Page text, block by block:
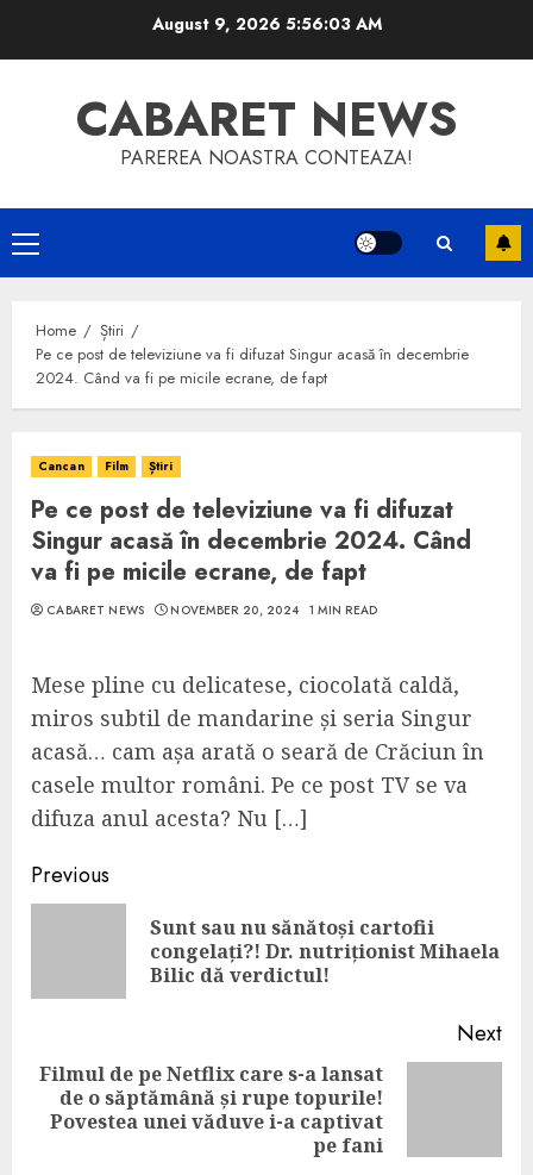
August 9, 2026 5:56:03 AM
CABARET NEWS
PAREREA NOASTRA CONTEAZA!
Primary
Menu
Home
Știri
Pe ce post de televiziune va fi difuzat Singur acasă în decembrie
2024. Când va fi pe micile ecrane, de fapt
Cancan Film Știri
Pe ce post de televiziune va fi difuzat
Singur acasă în decembrie 2024. Când
va fi pe micile ecrane, de fapt
CABARET NEWS NOVEMBER 20, 2024 1 MIN READ
Mese pline cu delicatese, ciocolată caldă,
miros subtil de mandarine și seria Singur
acasă… cam așa arată o seară de Crăciun în
casele multor români. Pe ce post TV se va
difuza anul acesta? Nu […]
Continue
Reading
Previous
Sunt sau nu sănătoși cartofii
congelați?! Dr. nutriționist Mihaela
Bilic dă verdictul!
Next
Next
post:
Filmul de pe Netflix care s-a lansat
de o săptămână și rupe topurile!
Povestea unei văduve i-a captivat
pe fani